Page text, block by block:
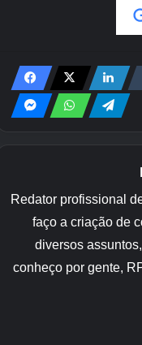
Redator profissional
faço a criação de
diversos
conheço por gente,